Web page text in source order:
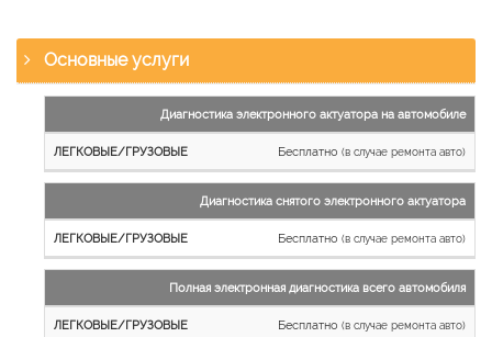
Основные услуги
работы
Легковые
и
Грузовые
автомобили
Диагностика электронного актуатора на автомобиле
Бесплатно (в случае ремонта авто)
Диагностика снятого электронного актуатора
Бесплатно (в случае ремонта авто)
Полная электронная диагностика всего автомобиля
Бесплатно (в случае ремонта авто)